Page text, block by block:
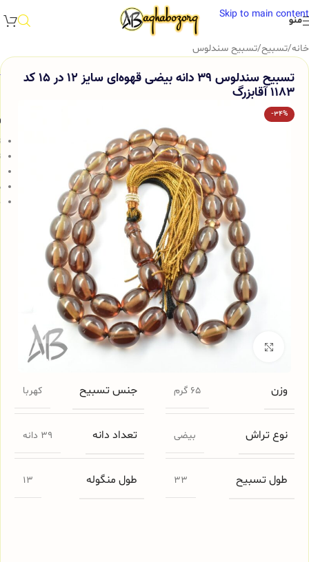
Skip to main content
منو
خانه/تسبیح/تسبیح سندلوس
تسبیح سندلوس 39 دانه بیضی قهوه‌ای سایز 12 در 15 کد
1183 آقابزرگ
-34%
برای بزرگنمایی کلیک کنید
وزن 65 گرم جنس تسبیح کهربا
نوع تراش بیضی تعداد دانه 39 دانه
طول تسبیح 33 طول منگوله 13